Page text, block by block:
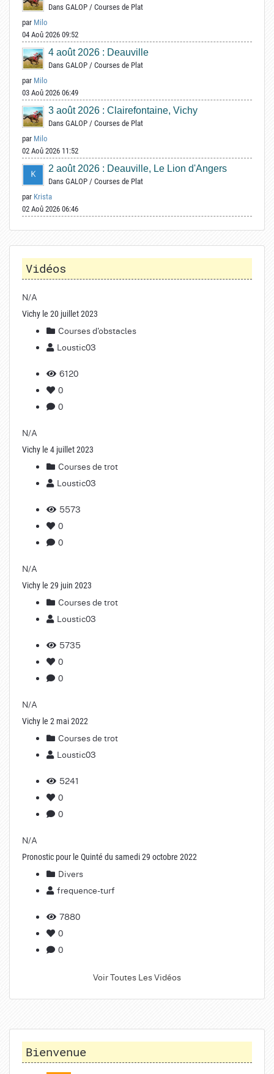
Dans GALOP / Courses de Plat
par Milo
04 Aoû 2026 09:52
4 août 2026 : Deauville
Dans GALOP / Courses de Plat
par Milo
03 Aoû 2026 06:49
3 août 2026 : Clairefontaine, Vichy
Dans GALOP / Courses de Plat
par Milo
02 Aoû 2026 11:52
2 août 2026 : Deauville, Le Lion d'Angers
Dans GALOP / Courses de Plat
par Krista
02 Aoû 2026 06:46
Vidéos
N/A
Vichy le 20 juillet 2023
Courses d'obstacles
Loustic03
6120
0
0
N/A
Vichy le 4 juillet 2023
Courses de trot
Loustic03
5573
0
0
N/A
Vichy le 29 juin 2023
Courses de trot
Loustic03
5735
0
0
N/A
Vichy le 2 mai 2022
Courses de trot
Loustic03
5241
0
0
N/A
Pronostic pour le Quinté du samedi 29 octobre 2022
Divers
frequence-turf
7880
0
0
Voir Toutes Les Vidéos
Bienvenue